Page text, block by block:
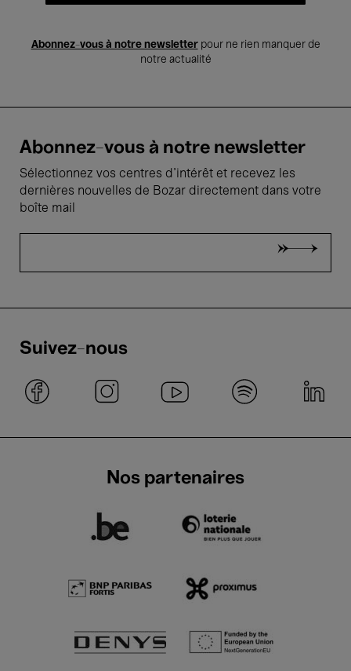
Abonnez-vous à notre newsletterpour ne rien manquer de
notre actualité
Abonnez-vous à notre newsletter
Sélectionnez vos centres d'intérêt et recevez les
dernières nouvelles de Bozar directement dans votre
boîte mail
Suivez-nous
Nos partenaires